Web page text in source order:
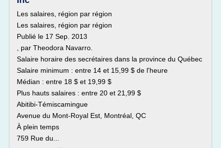
Les salaires, région par région
Les salaires, région par région
Publié le 17 Sep. 2013
, par Theodora Navarro.
Salaire horaire des secrétaires dans la province du Québec
Salaire minimum : entre 14 et 15,99 $ de l'heure
Médian : entre 18 $ et 19,99 $
Plus hauts salaires : entre 20 et 21,99 $
Abitibi-Témiscamingue
Avenue du Mont-Royal Est, Montréal, QC
À plein temps
759 Rue du...